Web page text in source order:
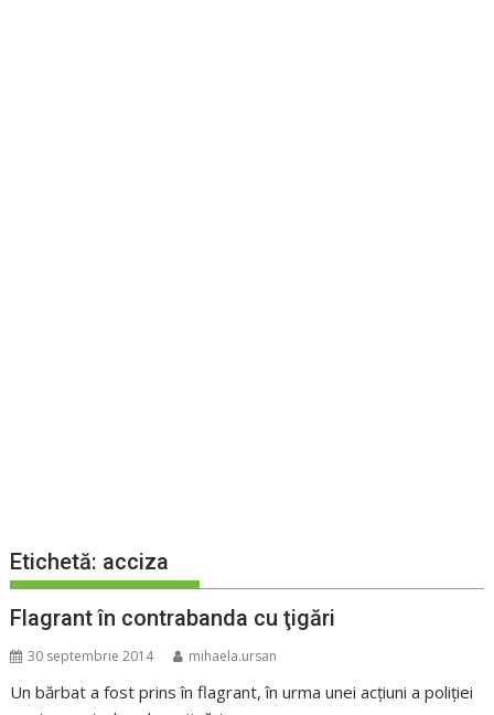
Etichetă: acciza
Flagrant în contrabanda cu ţigări
30 septembrie 2014 mihaela.ursan
Un bărbat a fost prins în flagrant, în urma unei acţiuni a poliţiei